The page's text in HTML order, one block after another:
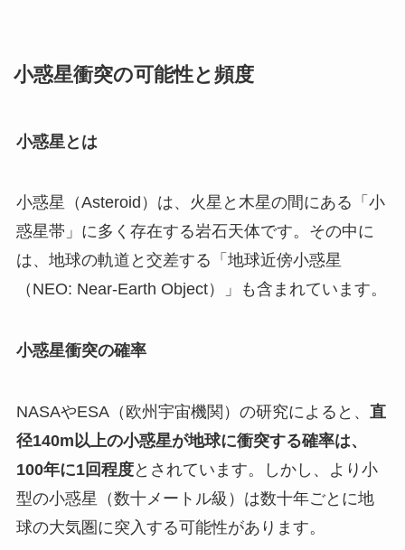
小惑星衝突の可能性と頻度
小惑星とは
小惑星（Asteroid）は、火星と木星の間にある「小
惑星帯」に多く存在する岩石天体です。その中に
は、地球の軌道と交差する「地球近傍小惑星
（NEO: Near-Earth Object）」も含まれています。
小惑星衝突の確率
NASAやESA（欧州宇宙機関）の研究によると、 直
径140m以上の小惑星が地球に衝突する確率は、
100年に1回程度とされています。しかし、より小
型の小惑星（数十メートル級）は数十年ごとに地
球の大気圏に突入する可能性があります。